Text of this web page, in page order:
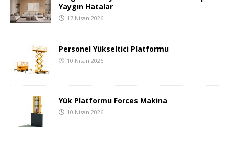
Yaygın Hatalar
17 Nisan 2026
Personel Yükseltici Platformu
10 Nisan 2026
Yük Platformu Forces Makina
10 Nisan 2026